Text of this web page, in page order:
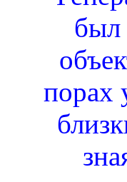
был
порах